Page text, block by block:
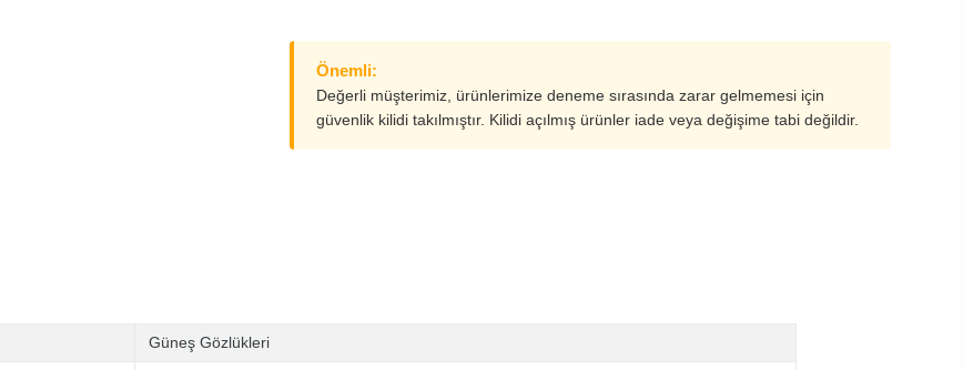
Önemli:
Değerli müşterimiz, ürünlerimize deneme sırasında zarar gelmemesi için
güvenlik kilidi takılmıştır. Kilidi açılmış ürünler iade veya değişime tabi değildir.
Güneş Gözlükleri